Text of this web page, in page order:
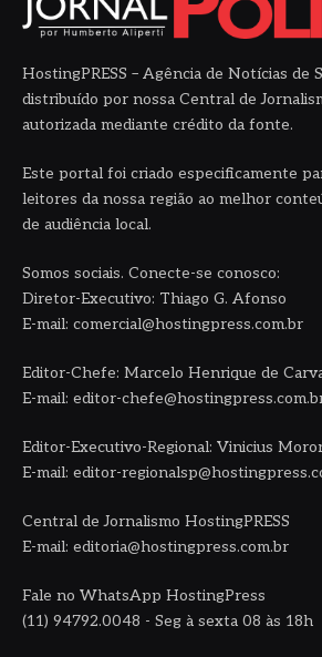
HostingPRESS – Agência de Notícias de
distribuído por nossa Central de
autorizada mediante crédito da fonte.
Este portal foi criado especificamente
leitores da nossa região ao melhor
de audiência local.
Somos sociais. Conecte-se conosco:
Diretor-Executivo: Thiago G. Afonso
E-mail: comercial@hostingpress.com.br
Editor-Chefe: Marcelo Henrique de
E-mail: editor-
Editor-Executivo-Regional: Vinicius
E-mail: editor-
Central de Jornalismo HostingPRESS
E-mail: editoria@hostingpress.com.br
Fale no WhatsApp HostingPress
(11) 94792.0048 - Seg à sexta 08 às 18h